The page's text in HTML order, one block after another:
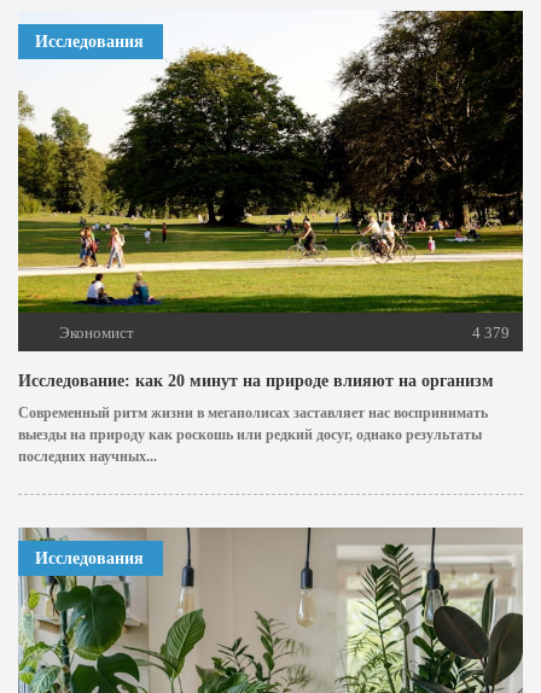
Исследования
Экономист 4 379
Исследование: как 20 минут на природе влияют на организм
Современный ритм жизни в мегаполисах заставляет нас воспринимать
выезды на природу как роскошь или редкий досуг, однако результаты
последних научных...
Исследования